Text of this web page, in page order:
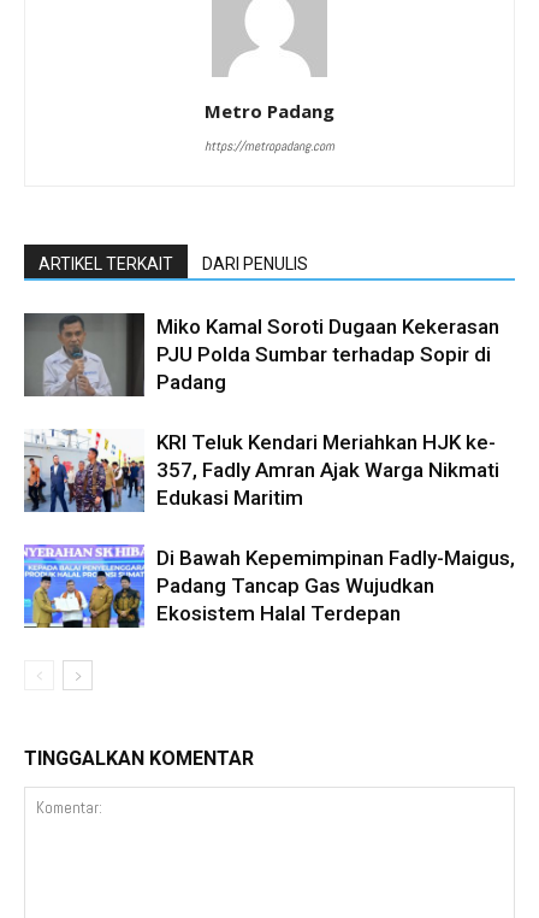
Metro Padang
https://metropadang.com
ARTIKEL TERKAIT DARI PENULIS
Miko Kamal Soroti Dugaan Kekerasan
PJU Polda Sumbar terhadap Sopir di
Padang
KRI Teluk Kendari Meriahkan HJK ke-
357, Fadly Amran Ajak Warga Nikmati
Edukasi Maritim
Di Bawah Kepemimpinan Fadly-Maigus,
Padang Tancap Gas Wujudkan
Ekosistem Halal Terdepan
TINGGALKAN KOMENTAR